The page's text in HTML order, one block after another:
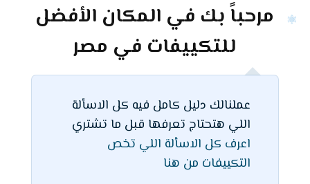
مرحباً بك في المكان الأفضل
للتكييفات في مصر
عملنالك دليل كامل فيه كل الاسألة
اللي هتحتاج تعرفها قبل ما تشتري
اعرف كل الاسألة اللي تخص
التكييفات من هنا